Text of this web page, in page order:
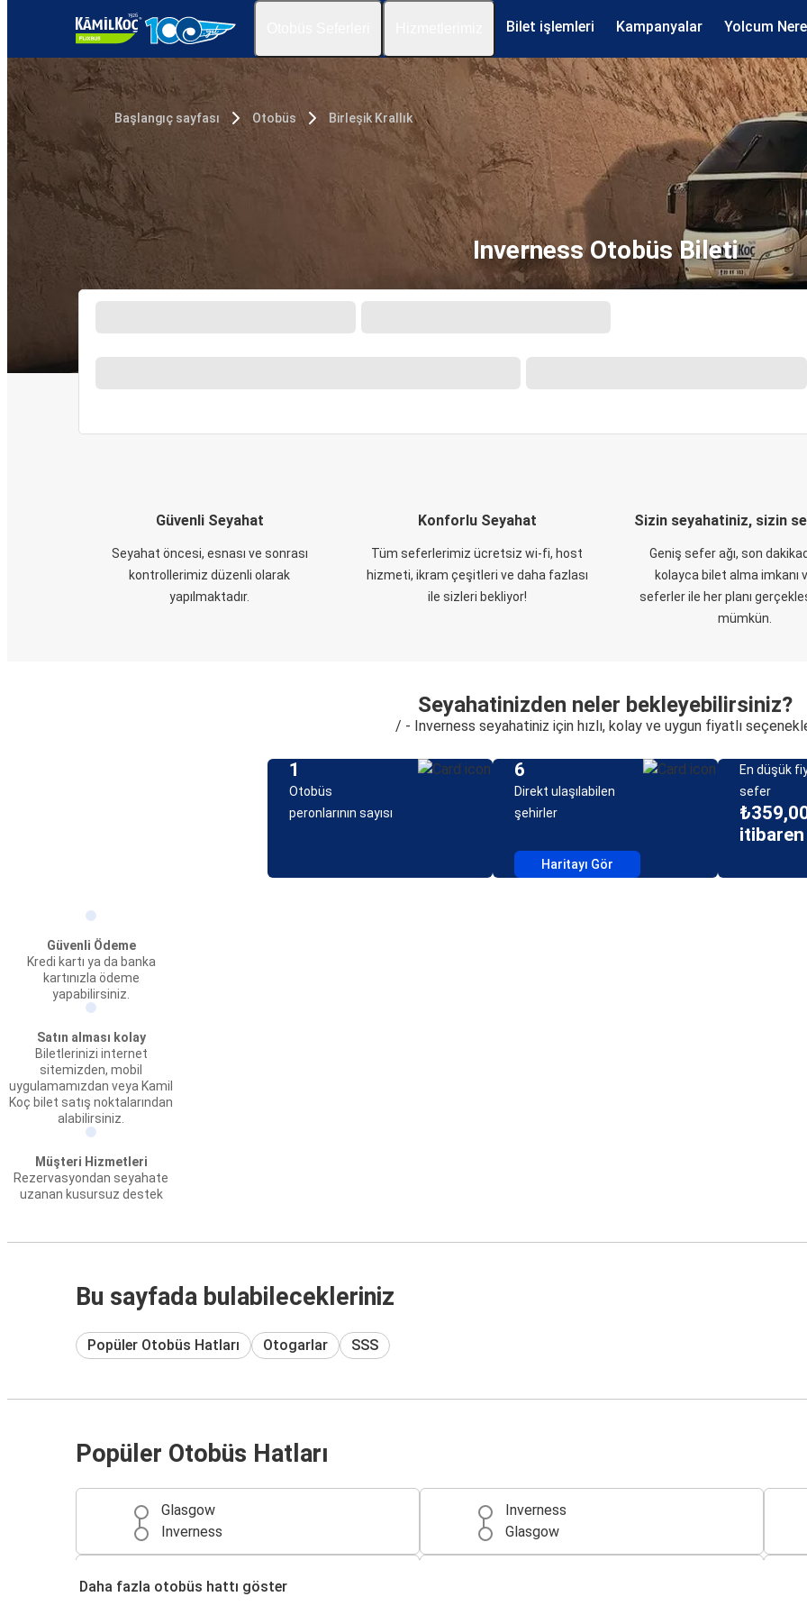
Bilet işlemleri Kampanyalar Yolcum
Başlangıç sayfası Otobüs Birleşik Krallık
Inverness Otobüs Bileti
Güvenli Seyahat
Seyahat öncesi, esnası ve sonrası
kontrollerimiz düzenli olarak
yapılmaktadır.
Konforlu Seyahat
Tüm seferlerimiz ücretsiz wi-fi, host
hizmeti, ikram çeşitleri ve daha fazlası
ile sizleri bekliyor!
Sizin seyahatiniz, sizin
Geniş sefer ağı, son
kolayca bilet alma imkanı
seferler ile her planı
mümkün.
Seyahatinizden neler bekleyebilirsiniz?
/ - Inverness seyahatiniz için hızlı, kolay ve uygun fiyatlı
1
Otobüs
peronlarının sayısı
6
Direkt ulaşılabilen
şehirler
Haritayı Gör
En düşük
sefer
itibaren
Güvenli Ödeme
Kredi kartı ya da banka
kartınızla ödeme
yapabilirsiniz.
Satın alması kolay
Biletlerinizi internet
sitemizden, mobil
uygulamamızdan veya Kamil
Koç bilet satış noktalarından
alabilirsiniz.
Müşteri Hizmetleri
Rezervasyondan seyahate
uzanan kusursuz destek
Bu sayfada bulabilecekleriniz
Popüler Otobüs Hatları Otogarlar SSS
Popüler Otobüs Hatları
Glasgow
Inverness
Inverness
Glasgow
Edinburg
Daha fazla otobüs hattı göster